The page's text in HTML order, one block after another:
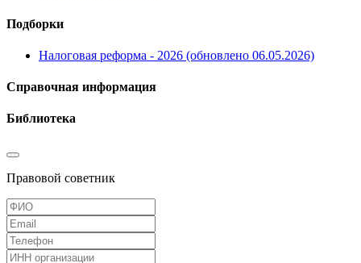
Подборки
Налоговая реформа - 2026 (обновлено 06.05.2026)
Справочная информация
Библиотека
Правовой советник